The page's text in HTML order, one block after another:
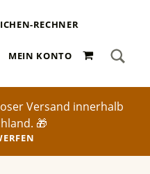
RECHNER
MEIN KONTO 0 ARTIKEL
Search for:
Versand innerhalb
🎁